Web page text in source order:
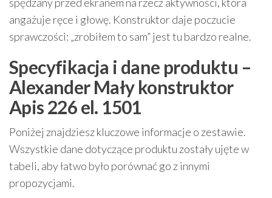
angażuje ręce i głowę. Konstruktor daje poczucie
sprawczości: „zrobiłem to sam” jest tu bardzo realne.
Specyfikacja i dane produktu –
Alexander Mały konstruktor
Apis 226 el. 1501
Poniżej znajdziesz kluczowe informacje o zestawie.
Wszystkie dane dotyczące produktu zostały ujęte w
tabeli, aby łatwo było porównać go z innymi
propozycjami.